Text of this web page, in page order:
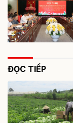
ĐỌC TIẾP